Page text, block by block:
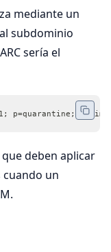
mediante un
subdominio
sería el
p=quarantine;
deben aplicar
un